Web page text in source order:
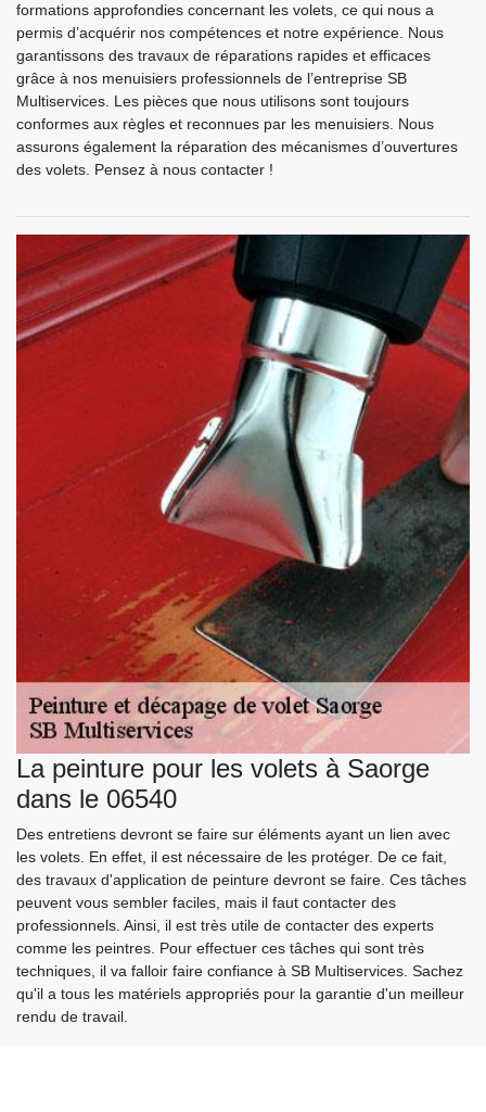
formations approfondies concernant les volets, ce qui nous a
permis d’acquérir nos compétences et notre expérience. Nous
garantissons des travaux de réparations rapides et efficaces
grâce à nos menuisiers professionnels de l’entreprise SB
Multiservices. Les pièces que nous utilisons sont toujours
conformes aux règles et reconnues par les menuisiers. Nous
assurons également la réparation des mécanismes d’ouvertures
des volets. Pensez à nous contacter !
La peinture pour les volets à Saorge
dans le 06540
Des entretiens devront se faire sur éléments ayant un lien avec
les volets. En effet, il est nécessaire de les protéger. De ce fait,
des travaux d'application de peinture devront se faire. Ces tâches
peuvent vous sembler faciles, mais il faut contacter des
professionnels. Ainsi, il est très utile de contacter des experts
comme les peintres. Pour effectuer ces tâches qui sont très
techniques, il va falloir faire confiance à SB Multiservices. Sachez
qu'il a tous les matériels appropriés pour la garantie d'un meilleur
rendu de travail.